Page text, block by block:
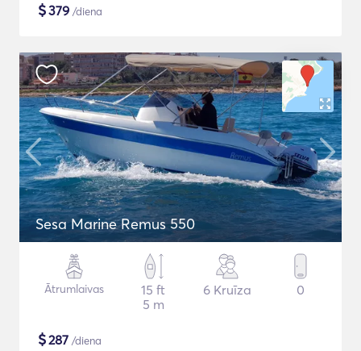
$379 /diena
Sesa Marine Remus 550
Ātrumlaivas
15 ft
5 m
6 Kruīza 0
$287 /diena